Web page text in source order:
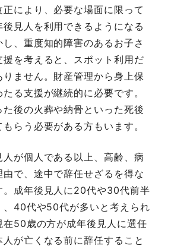
により、必要な場面に限って
見人を利用できるようになる
、重度知的障害のあるお子さ
援を考えると、スポット利用だ
ません。財産管理から身上保
る支援が継続的に必要です。
後の火葬や納骨といった死後
らう必要がある方もいます。
人が個人である以上、高齢、病
で、途中で辞任せざるを得な
。成年後見人に20代や30代前半
、40代や50代が多いと考えられ
在50歳の方が成年後見人に選任
が亡くなる前に辞任すること